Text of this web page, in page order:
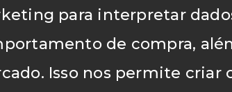
para interpretar
de compra,
Isso nos permite criar